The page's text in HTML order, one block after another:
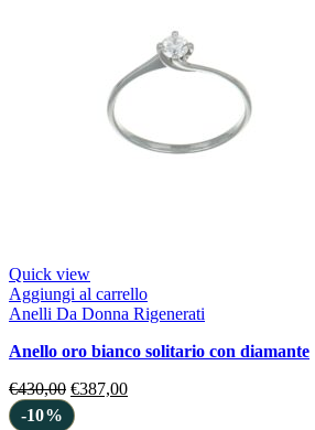
Quick view
Aggiungi al carrello
Anelli Da Donna Rigenerati
anello oro bianco solitario con diamante
€430,00 €387,00
-10%